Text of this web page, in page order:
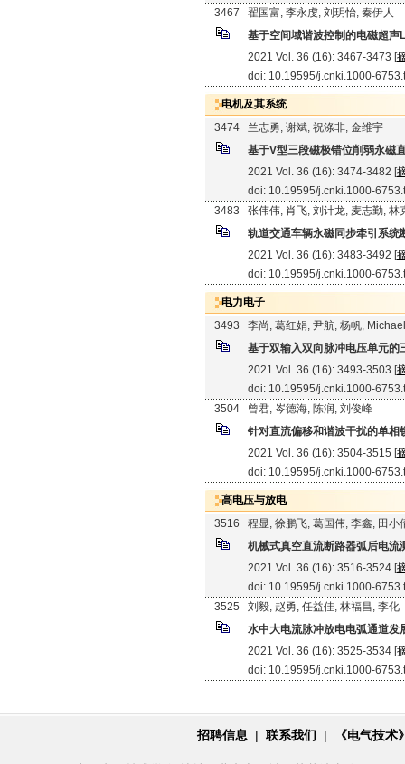
3467
翟国富, 李永虔, 刘玥怡, 秦伊人
基于空间域谐波控制的电磁超声
2021 Vol. 36 (16): 3467-3473 [
doi: 10.19595/j.cnki.1000-
电机及其系统
3474
兰志勇, 谢斌, 祝涤非, 金维宇
基于V型三段磁极错位削弱永磁
2021 Vol. 36 (16): 3474-3482 [
doi: 10.19595/j.cnki.1000-
3483
张伟伟, 肖飞, 刘计龙, 麦志勤, 林
轨道交通车辆永磁同步牵引系统
2021 Vol. 36 (16): 3483-3492 [
doi: 10.19595/j.cnki.1000-
电力电子
3493
李尚, 葛红娟, 尹航, 杨帆,
基于双输入双向脉冲电压单元的
2021 Vol. 36 (16): 3493-3503 [
doi: 10.19595/j.cnki.1000-
3504
曾君, 岑德海, 陈润, 刘俊峰
针对直流偏移和谐波干扰的单相
2021 Vol. 36 (16): 3504-3515 [
doi: 10.19595/j.cnki.1000-
高电压与放电
3516
程显, 徐鹏飞, 葛国伟, 李鑫, 田小
机械式真空直流断路器弧后电流
2021 Vol. 36 (16): 3516-3524 [
doi: 10.19595/j.cnki.1000-
3525
刘毅, 赵勇, 任益佳, 林福昌, 李化
水中大电流脉冲放电电弧通道发
2021 Vol. 36 (16): 3525-3534 [
doi: 10.19595/j.cnki.1000-
招聘信息 | 联系我们 | 《电气技